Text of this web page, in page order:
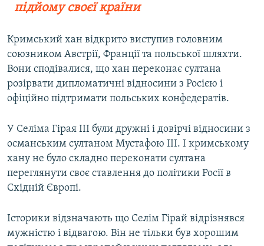
підйому своєї країни
Кримський хан відкрито виступив головним
союзником Австрії, Франції та польської шляхти.
Вони сподівалися, що хан переконає султана
розірвати дипломатичні відносини з Росією і
офіційно підтримати польських конфедератів.
У Селіма Гірая III були дружні і довірчі відносини з
османським султаном Мустафою III. І кримському
хану не було складно переконати султана
переглянути своє ставлення до політики Росії в
Східній Європі.
Історики відзначають що Селім Гірай відрізнявся
мужністю і відвагою. Він не тільки був хорошим